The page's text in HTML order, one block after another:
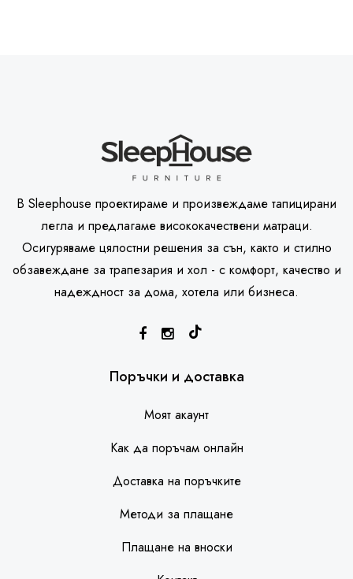
В Sleephouse проектираме и произвеждаме тапицирани
легла и предлагаме висококачествени матраци.
Осигуряваме цялостни решения за сън, както и стилно
обзавеждане за трапезария и хол - с комфорт, качество и
надеждност за дома, хотела или бизнеса.
Поръчки и доставка
Моят акаунт
Как да поръчам онлайн
Доставка на поръчките
Методи за плащане
Плащане на вноски
SleepHouse асистент